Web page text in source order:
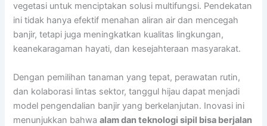
vegetasi untuk menciptakan solusi multifungsi. Pendekatan
ini tidak hanya efektif menahan aliran air dan mencegah
banjir, tetapi juga meningkatkan kualitas lingkungan,
keanekaragaman hayati, dan kesejahteraan masyarakat.
Dengan pemilihan tanaman yang tepat, perawatan rutin,
dan kolaborasi lintas sektor, tanggul hijau dapat menjadi
model pengendalian banjir yang berkelanjutan. Inovasi ini
menunjukkan bahwaalam dan teknologi sipil bisa berjalan